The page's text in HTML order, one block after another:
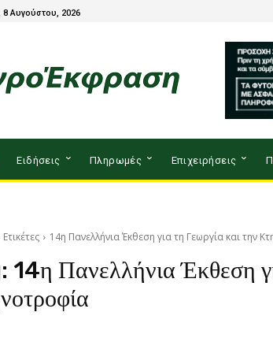
Αυγούστου, 2026
Ειδήσεις Πληρωμές Επιχειρήσεις
Ετικέτες 14η Πανελλήνια Έκθεση για τη Γεωργία και την
14η Πανελλήνια Έκθεση